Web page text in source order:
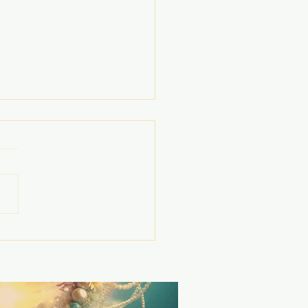
ohne 5G SUPER
Eindrücken!! und es